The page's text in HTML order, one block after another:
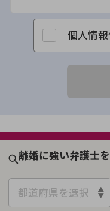
個人情
離婚に強い弁護士
都道府県を選択